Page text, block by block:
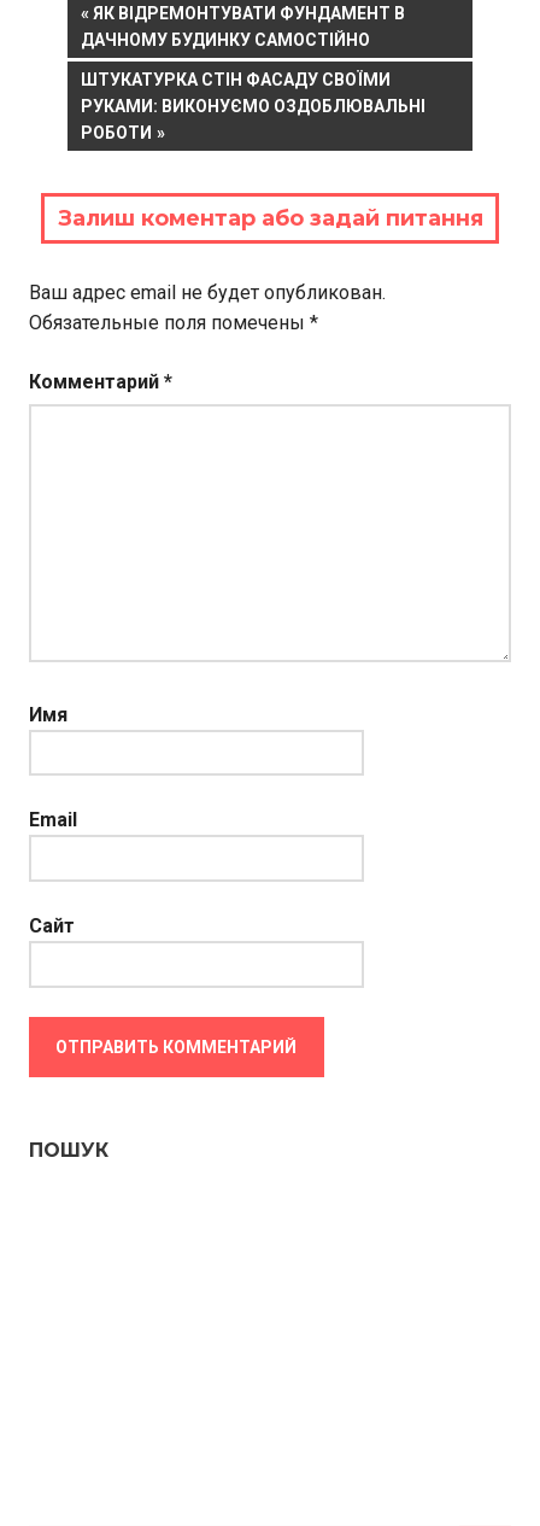
Навигация
по
записям
PREVIOUS
POST:
ЯК ВІДРЕМОНТУВАТИ ФУНДАМЕНТ В
ДАЧНОМУ БУДИНКУ САМОСТІЙНО
NEXT
POST:
ШТУКАТУРКА СТІН ФАСАДУ СВОЇМИ
РУКАМИ: ВИКОНУЄМО ОЗДОБЛЮВАЛЬНІ
РОБОТИ
Залиш коментар або задай питання
Ваш адрес email не будет опубликован.
Обязательные поля помечены *
Комментарий *
Имя
Email
Сайт
ПОШУК